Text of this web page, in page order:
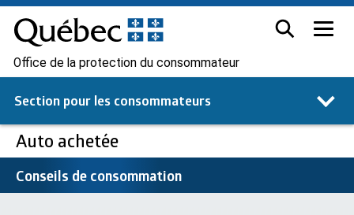
Office de la protection du consommateur
Section pour les consommateurs
Auto achetée
Conseils de consommation